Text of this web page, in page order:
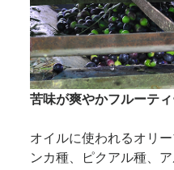
苦味が爽やかフルーテ
オイルに使われるオリ
ンカ種、ピクアル種、